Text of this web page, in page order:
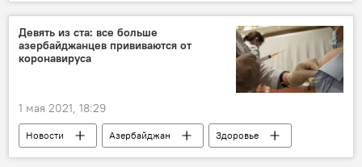
Происшествия ЖИЗНЬ
Нахчыван
Фальшивомонетчик
Девять из ста: все больше
азербайджанцев прививаются от
коронавируса
1 мая 2021, 18:29
Новости Азербайджан
Здоровье
ЖИЗНЬ
Вакцинация